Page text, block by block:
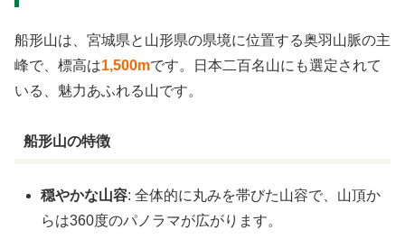
船形山は、宮城県と山形県の県境に位置する奥羽山脈の主
峰で、標高は1,500mです。日本二百名山にも選定されて
いる、魅力あふれる山です。
船形山の特徴
穏やかな山容: 全体的に丸みを帯びた山容で、山頂か
らは360度のパノラマが広がります。